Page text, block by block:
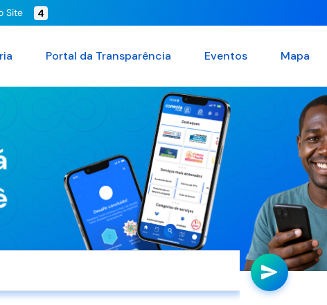
Site 4
Portal da Transparência Eventos Mapa